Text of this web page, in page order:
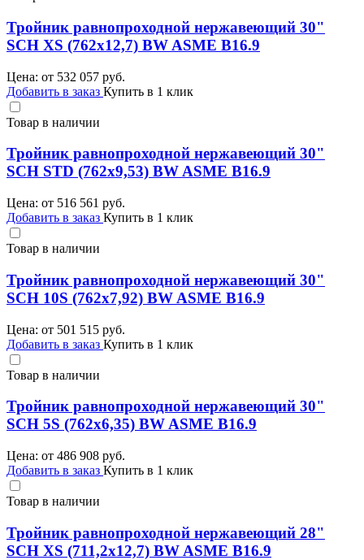
Тройник равнопроходной нержавеющий 30"
SCH XS (762х12,7) BW ASME B16.9
Цена: от 532 057 руб.
Добавить в заказ Купить в 1 клик
Товар в наличии
Тройник равнопроходной нержавеющий 30"
SCH STD (762х9,53) BW ASME B16.9
Цена: от 516 561 руб.
Добавить в заказ Купить в 1 клик
Товар в наличии
Тройник равнопроходной нержавеющий 30"
SCH 10S (762х7,92) BW ASME B16.9
Цена: от 501 515 руб.
Добавить в заказ Купить в 1 клик
Товар в наличии
Тройник равнопроходной нержавеющий 30"
SCH 5S (762х6,35) BW ASME B16.9
Цена: от 486 908 руб.
Добавить в заказ Купить в 1 клик
Товар в наличии
Тройник равнопроходной нержавеющий 28"
SCH XS (711,2х12,7) BW ASME B16.9